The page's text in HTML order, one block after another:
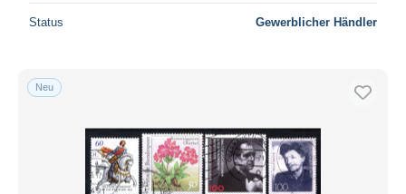
Status Gewerblicher Händler
Neu